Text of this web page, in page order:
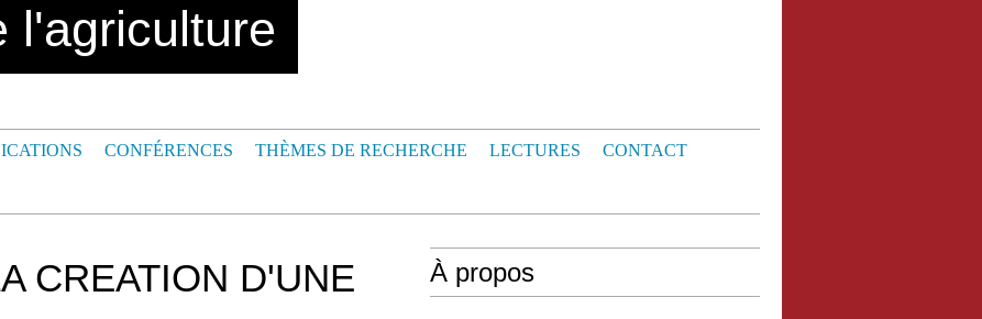
l'agriculture
CONFÉRENCES THÈMES DE RECHERCHE LECTURES CONTACT
CREATION D'UNE
À propos